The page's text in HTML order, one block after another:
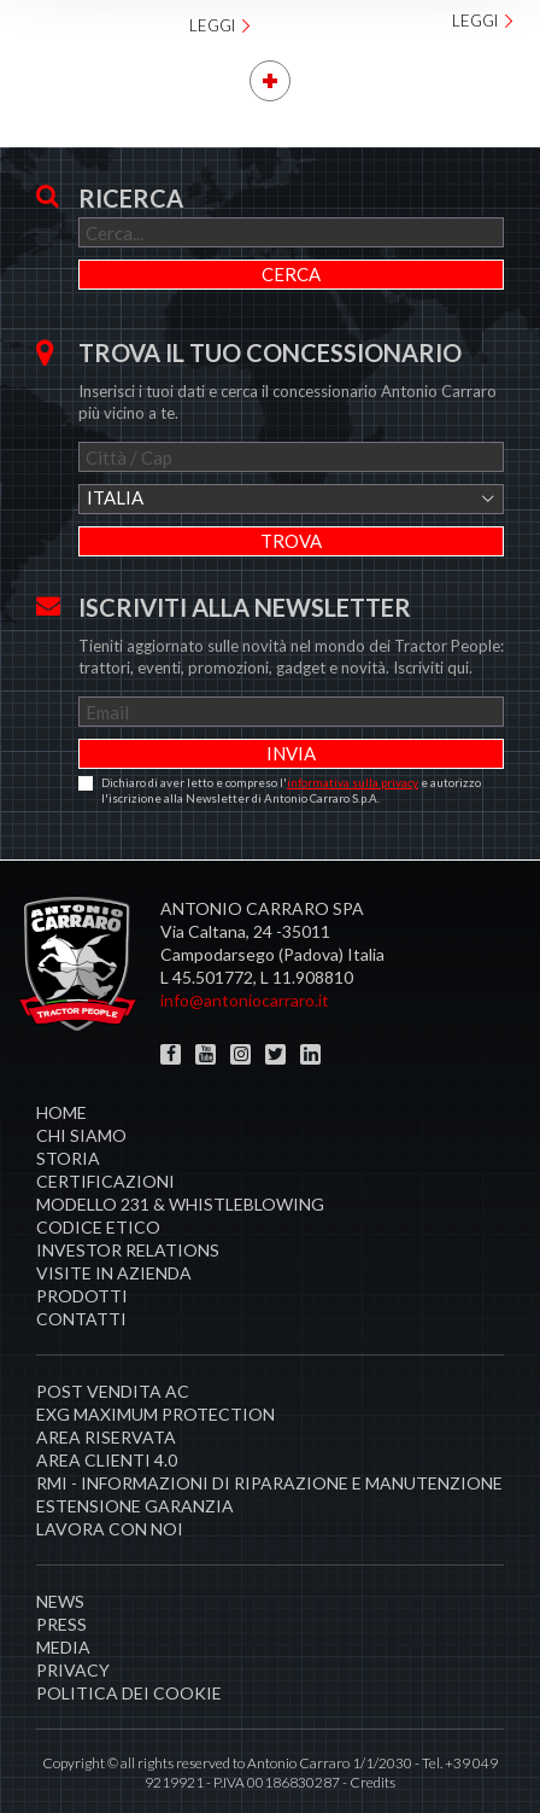
LEGGI LEGGI
RICERCA
TROVA IL TUO CONCESSIONARIO
Inserisci i tuoi dati e cerca il concessionario Antonio Carraro
più vicino a te.
ITALIA
ISCRIVITI ALLA NEWSLETTER
Tieniti aggiornato sulle novità nel mondo dei Tractor People:
trattori, eventi, promozioni, gadget e novità. Iscriviti qui.
Dichiaro di aver letto e compreso l'informativa sulla privacy e autorizzo
l'iscrizione alla Newsletter di Antonio Carraro S.p.A.
ANTONIO CARRARO SPA
Via Caltana, 24 -35011
Campodarsego (Padova) Italia
L 45.501772, L 11.908810
info@antoniocarraro.it
HOME
CHI SIAMO
STORIA
CERTIFICAZIONI
MODELLO 231 & WHISTLEBLOWING
CODICE ETICO
INVESTOR RELATIONS
VISITE IN AZIENDA
PRODOTTI
CONTATTI
POST VENDITA AC
EXG MAXIMUM PROTECTION
AREA RISERVATA
AREA CLIENTI 4.0
RMI - INFORMAZIONI DI RIPARAZIONE E MANUTENZIONE
ESTENSIONE GARANZIA
LAVORA CON NOI
NEWS
PRESS
MEDIA
PRIVACY
POLITICA DEI COOKIE
Copyright © all rights reserved to Antonio Carraro 1/1/2030 - Tel. +39 049
9219921 - P.IVA 00186830287 -Credits